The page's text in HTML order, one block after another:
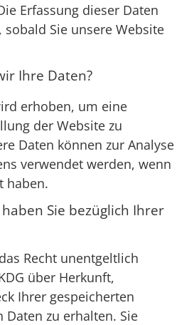
Erfassung dieser Daten
Sie unsere Website
Ihre Daten?
erhoben, um eine
der Website zu
Daten können zur Analyse
verwendet werden, wenn
haben.
Sie bezüglich Ihrer
Recht unentgeltlich
über Herkunft,
Ihrer gespeicherten
Daten zu erhalten. Sie